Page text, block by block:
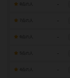
-
7点の人 -
-
-
-